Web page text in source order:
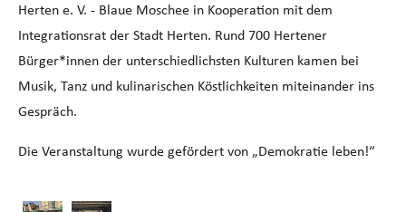
Herten e. V. - Blaue Moschee in Kooperation mit dem
Integrationsrat der Stadt Herten. Rund 700 Hertener
Bürger*innen der unterschiedlichsten Kulturen kamen bei
Musik, Tanz und kulinarischen Köstlichkeiten miteinander ins
Gespräch.
Die Veranstaltung wurde gefördert von „Demokratie leben!“